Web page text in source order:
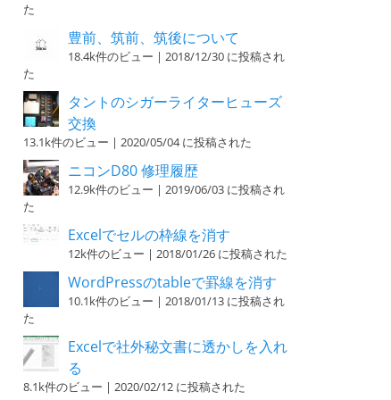
た
豊前、筑前、筑後について
18.4k件のビュー | 2018/12/30 に投稿され
た
タントのシガーライターヒューズ
交換
13.1k件のビュー | 2020/05/04 に投稿された
ニコンD80 修理履歴
12.9k件のビュー | 2019/06/03 に投稿され
た
Excelでセルの枠線を消す
12k件のビュー | 2018/01/26 に投稿された
WordPressのtableで罫線を消す
10.1k件のビュー | 2018/01/13 に投稿され
た
Excelで社外秘文書に透かしを入れ
る
8.1k件のビュー | 2020/02/12 に投稿された